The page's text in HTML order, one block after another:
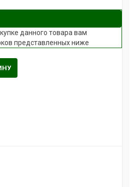
данного товара вам
представленных ниже